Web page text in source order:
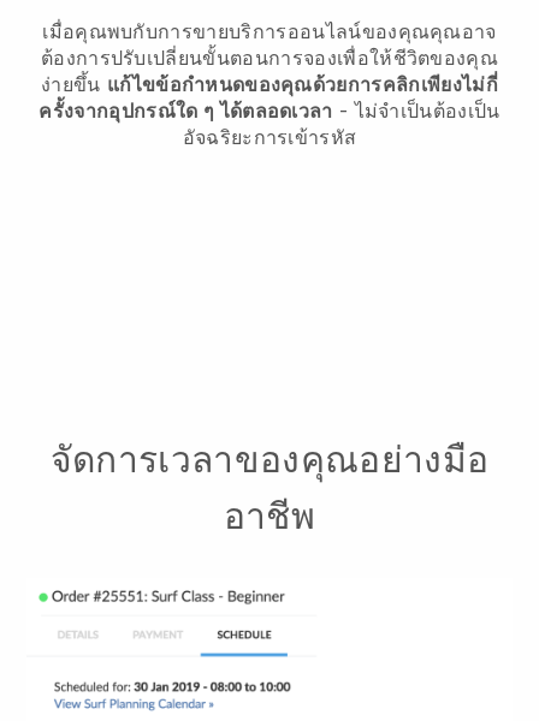
เมื่อคุณพบกับการขายบริการออนไลน์ของคุณคุณอาจ
ต้องการปรับเปลี่ยนขั้นตอนการจองเพื่อให้ชีวิตของคุณ
ง่ายขึ้น แก้ไขข้อกำหนดของคุณด้วยการคลิกเพียงไม่กี่
ครั้งจากอุปกรณ์ใด ๆ ได้ตลอดเวลา - ไม่จำเป็นต้องเป็น
อัจฉริยะการเข้ารหัส
จัดการเวลาของคุณอย่างมือ
อาชีพ